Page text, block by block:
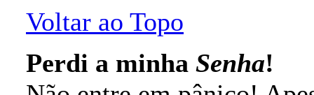
Voltar ao Topo
Perdi a minha Senha!